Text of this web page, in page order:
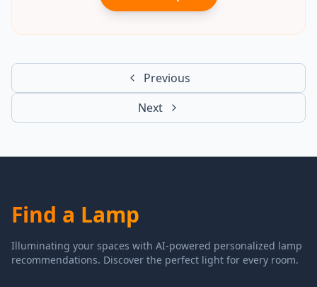
Previous
Next
Find a Lamp
Illuminating your spaces with AI-powered personalized lamp
recommendations. Discover the perfect light for every room.